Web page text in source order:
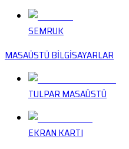
SEMRUK
MASAÜSTÜ BİLGİSAYARLAR
TULPAR MASAÜSTÜ
EKRAN KARTI